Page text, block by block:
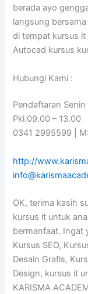
berada ayo
langsung
di tempat kursus it
Autocad kursus
Hubungi Kami :
Pendaftaran
Pkl.09.00 – 13.00
0341 2995599 |
http://
OK, terima kasih
kursus it untuk
bermanfaat. Ingat
Kursus SEO,
Desain Grafis,
Design, kursus it
KARISMA